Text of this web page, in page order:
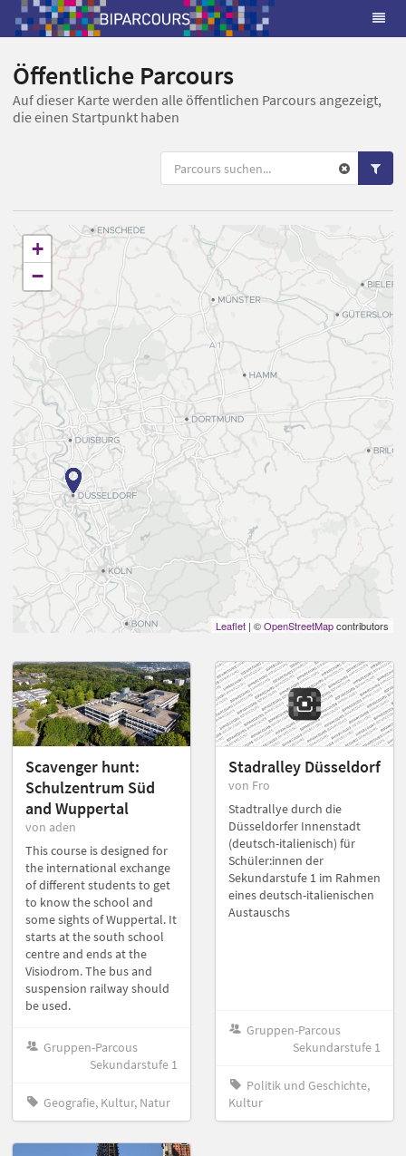
Öffentliche Parcours
Auf dieser Karte werden alle öffentlichen Parcours angezeigt,
die einen Startpunkt haben
+
−
Leaflet | ©OpenStreetMapcontributors
Scavenger hunt:
Schulzentrum Süd
and Wuppertal
von aden
This course is designed for
the international exchange
of different students to get
to know the school and
some sights of Wuppertal. It
starts at the south school
centre and ends at the
Visiodrom. The bus and
suspension railway should
be used.
Gruppen-Parcous
Sekundarstufe 1
Geografie, Kultur, Natur
Stadralley Düsseldorf
von Fro
Stadtrallye durch die
Düsseldorfer Innenstadt
(deutsch-italienisch) für
Schüler:innen der
Sekundarstufe 1 im Rahmen
eines deutsch-italienischen
Austauschs
Gruppen-Parcous
Sekundarstufe 1
Politik und Geschichte,
Kultur